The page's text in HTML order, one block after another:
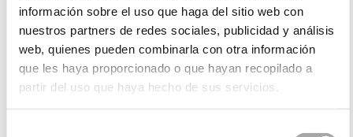
información sobre el uso que haga del sitio web con
nuestros partners de redes sociales, publicidad y análisis
web, quienes pueden combinarla con otra información
que les haya proporcionado o que hayan recopilado a
partir del uso que haya hecho de sus servicios.